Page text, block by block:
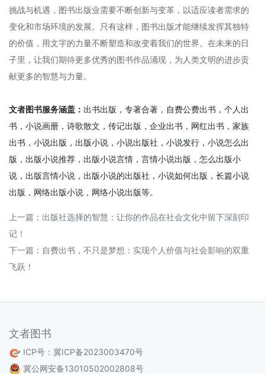
挑战与机遇，图书出版业需要不断创新与变革，以适应读者需求的
变化和市场环境的发展。只有这样，图书出版才能继续发挥其独特
的价值，用文字的力量不断塑造和改变着我们的世界。在未来的日
子里，让我们期待更多优秀的图书作品涌现，为人类文明的进步贡
献更多的智慧与力量。
文者图书服务涵盖： 出书出版，专著合著，自费公费出书， 个人出
书 ，小说画册，诗歌散文， 传记出版 ， 企业出书 ， 网红出书 ， 家族
出书 ， 小说出版 ，出版小说， 小说出版社，小说发行，小说怎么出
版，出版小说推荐，出版小说言情， 言情小说出版 ，怎么出版小
说，出版言情小说，出版小说的出版社 ，小说如何出版，长篇小说
出版，网络出版小说，网络小说出版等。
上一篇： 出版社选择的智慧：让你的作品在社会文化中留下深刻印
记！
下一篇： 自费出书，不只是梦想：实现个人价值与社会影响的双重
飞跃！
文者图书
ICP号： 冀ICP备2023003470号
冀公网安备13010502002808号